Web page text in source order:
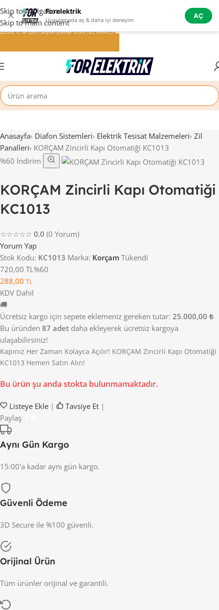
✕ Forelektrik
Uygulamada aç & daha iyi deneyim
AÇ
Skip to navigation
Skip to main content
Anasayfa› Diafon Sistemleri› Elektrik Tesisat Malzemeleri› Zil
Panalleri› KORÇAM Zincirli Kapı Otomatiği KC1013
%60 İndirim
KORÇAM Zincirli Kapı Otomatiği
KC1013
☆☆☆☆☆ 0.0 (0 Yorum)
Yorum Yap
Stok Kodu: KC1013 Marka: Korçam Tükendi
720,00 TL%60
288,00 TL
KDV Dahil
🚚
Ücretsiz kargo için sepete eklemeniz gereken tutar: 25.000,00 ₺
Bu üründen 87 adet daha ekleyerek ücretsiz kargoya
ulaşabilirsiniz!
Kapınız Her Zaman Kolayca Açılır! KORÇAM Zincirli Kapı Otomatiği
KC1013 Hemen Satın Alın!
Bu ürün şu anda stokta bulunmamaktadır.
Listeye Ekle | Tavsiye Et |
Paylaş
Aynı Gün Kargo
15:00'a kadar aynı gün kargo.
Güvenli Ödeme
3D Secure ile %100 güvenli.
Orijinal Ürün
Tüm ürünler orijinal ve garantili.
25.000 TL ve üzeri alışverişlerde ÜCRETSİZ KARGO 🚚